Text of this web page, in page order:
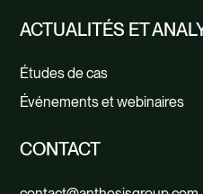
ACTUALITÉS ET
Études de cas
Événements et webinaires
CONTACT